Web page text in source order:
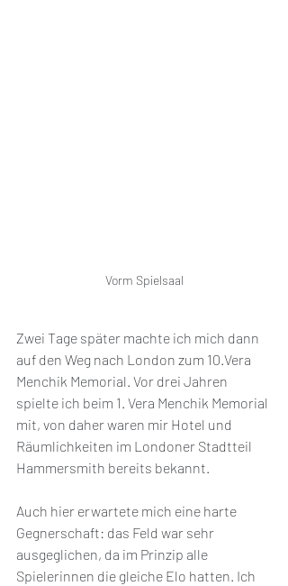
Vorm Spielsaal
Zwei Tage später machte ich mich dann
auf den Weg nach London zum 10.Vera
Menchik Memorial. Vor drei Jahren
spielte ich beim 1. Vera Menchik Memorial
mit, von daher waren mir Hotel und
Räumlichkeiten im Londoner Stadtteil
Hammersmith bereits bekannt.
Auch hier erwartete mich eine harte
Gegnerschaft: das Feld war sehr
ausgeglichen, da im Prinzip alle
Spielerinnen die gleiche Elo hatten. Ich